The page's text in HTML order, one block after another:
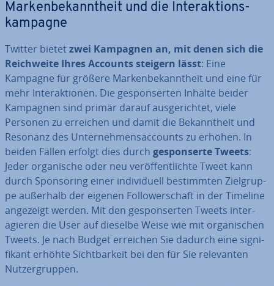
Mar­ken­be­kannt­heit und die In­ter­ak­ti­ons­
kam­pa­gne
Twitter bietetzwei Kampagnen an, mit denen sich die
Reich­wei­te Ihres Accounts steigern lässt: Eine
Kampagne für größere Mar­ken­be­kannt­heit und eine für
mehr In­ter­ak­tio­nen. Die ge­spon­ser­ten Inhalte beider
Kampagnen sind primär darauf aus­ge­rich­tet, viele
Personen zu erreichen und damit die Be­kannt­heit und
Resonanz des Un­ter­neh­mens­ac­counts zu erhöhen. In
beiden Fällen erfolgt dies durch ge­spon­ser­te Tweets:
Jeder or­ga­ni­sche oder neu ver­öf­fent­lich­te Tweet kann
durch Spon­so­ring einer in­di­vi­du­ell be­stimm­ten Ziel­grup­
pe außerhalb der eigenen Fol­lo­wer­schaft in der Timeline
angezeigt werden. Mit den ge­spon­ser­ten Tweets in­ter­
agie­ren die User auf dieselbe Weise wie mit or­ga­ni­schen
Tweets. Je nach Budget erreichen Sie dadurch eine si­gni­
fi­kant erhöhte Sicht­bar­keit bei den für Sie re­le­van­ten
Nut­zer­grup­pen.